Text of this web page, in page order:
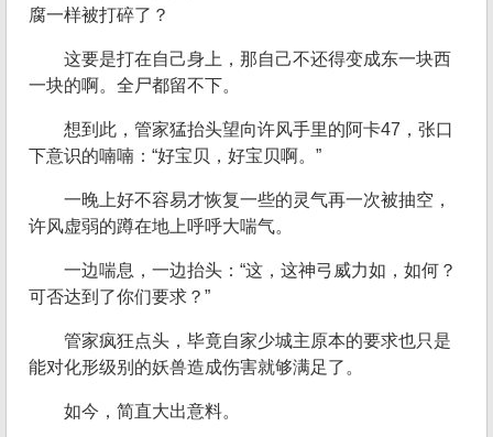
腐一样被打碎了？
这要是打在自己身上，那自己不还得变成东一块西
一块的啊。全尸都留不下。
想到此，管家猛抬头望向许风手里的阿卡47，张口
下意识的喃喃：“好宝贝，好宝贝啊。”
一晚上好不容易才恢复一些的灵气再一次被抽空，
许风虚弱的蹲在地上呼呼大喘气。
一边喘息，一边抬头：“这，这神弓威力如，如何？
可否达到了你们要求？”
管家疯狂点头，毕竟自家少城主原本的要求也只是
能对化形级别的妖兽造成伤害就够满足了。
如今，简直大出意料。